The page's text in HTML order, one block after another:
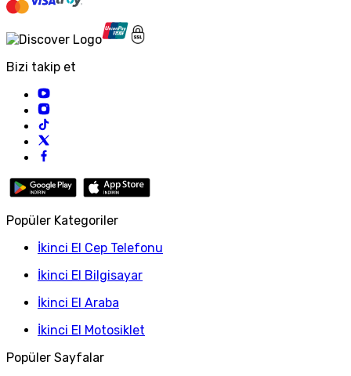
Bizi takip et
Popüler Kategoriler
İkinci El Cep Telefonu
İkinci El Bilgisayar
İkinci El Araba
İkinci El Motosiklet
Popüler Sayfalar